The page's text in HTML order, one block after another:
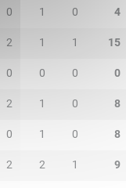
0 1 0 4
2 1 1 15
0 0 0 0
2 1 0 8
0 1 0 8
2 2 1 9